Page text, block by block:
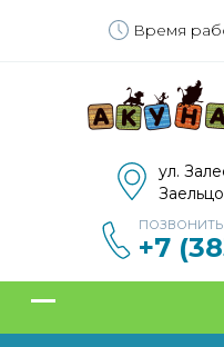
Время
ул.
ПОЗВОНИТЬ
+7